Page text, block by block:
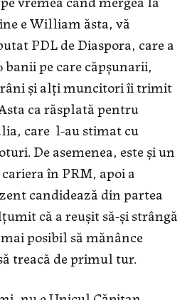
e William ăsta, vă
PDL de Diaspora, care a
pe care căpșunarii,
și alți muncitori îi trimit
ca răsplată pentru
care l-au stimat cu
De asemenea, este și un
în PRM, apoi a
candidează din partea
că a reușit să-și strângă
posibil să mănânce
treacă de primul tur.